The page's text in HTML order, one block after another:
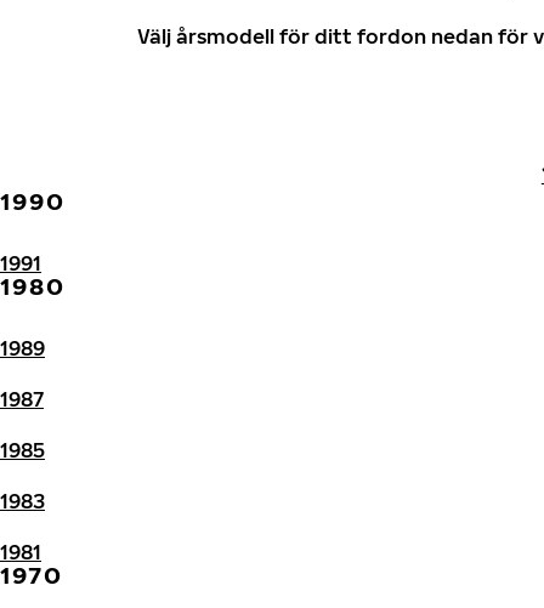
Välj årsmodell för ditt fordon nedan för
1990
1991
1980
1989
1987
1985
1983
1981
1970